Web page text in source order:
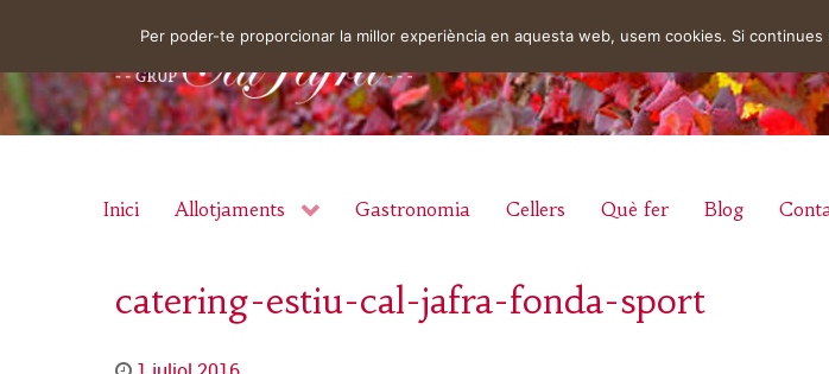
Inici Allotjaments Gastronomia Cellers Què fer Blog
catering-estiu-cal-jafra-fonda-sport
Per poder-te proporcionar la millor experiència en aquesta web, usem cookies. Si